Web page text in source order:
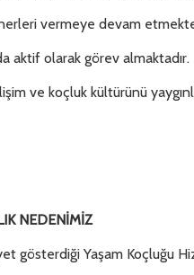
vermeye devam
aktif olarak görev almaktadır.
koçluk kültürünü
NEDENİMİZ
gösterdiği Yaşam Koçluğu